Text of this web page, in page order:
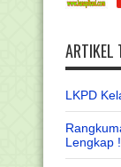
ARTIKEL
LKPD
Lengkap !